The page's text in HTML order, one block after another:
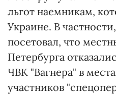
льгот наемникам,
Украине. В
посетовал, что
Петербурга
ЧВК "Вагнера" в
участников